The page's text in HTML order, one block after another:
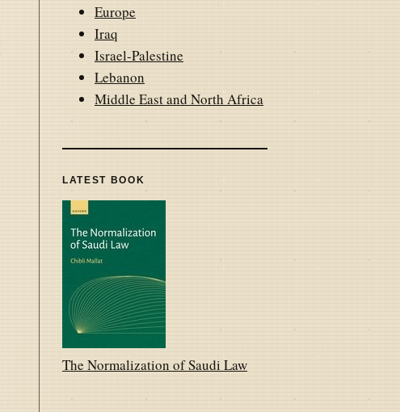
Europe
Iraq
Israel-Palestine
Lebanon
Middle East and North Africa
LATEST BOOK
The Normalization of Saudi Law